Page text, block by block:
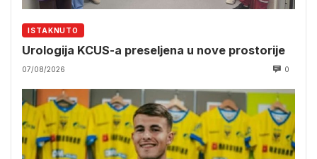
ISTAKNUTO
Urologija KCUS-a preseljena u nove prostorije
07/08/2026 0